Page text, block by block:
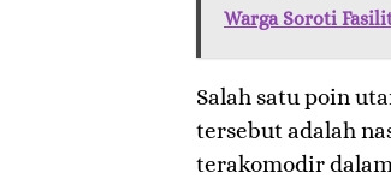
Warga Soroti
​Salah satu poin
tersebut adalah
terakomodir